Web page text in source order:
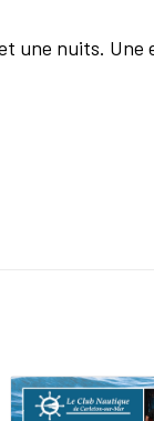
une nuits. Une